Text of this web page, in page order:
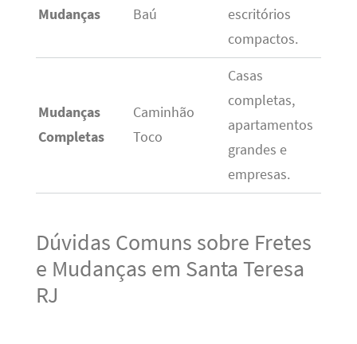
Mudanças
Baú
escritórios
compactos.
Mudanças
Completas
Caminhão
Toco
Casas
completas,
apartamentos
grandes e
empresas.
Dúvidas Comuns sobre Fretes
e Mudanças em Santa Teresa
RJ